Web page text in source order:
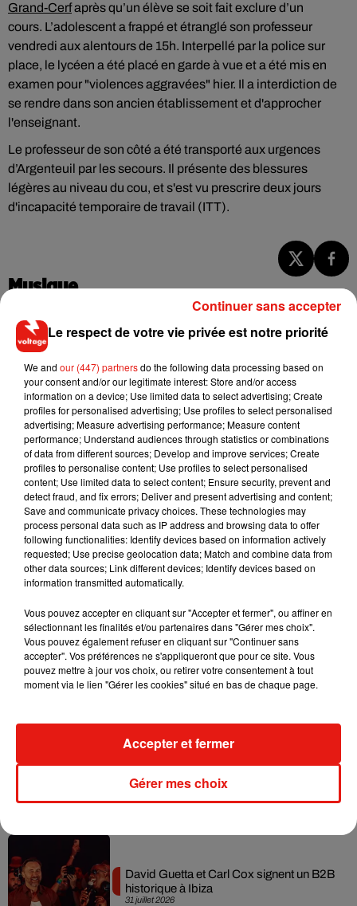
Grand-Cerfaprès qu’un élève se soit fait exclure d’un
cours. L’adolescenta frappé et étranglé son professeur
vendredi aux alentours de 15h. Interpellé par la police sur
place, le lycéen a été placé en garde à vue et a été mis en
examen pour "violences aggravées" hier. Il a interdiction de
se rendre dans son ancien établissement et d'approcher
l'enseignant.
Le professeur de son côté a été transporté aux urgences
d’Argenteuil par les secours. Il présente des blessures
légères au niveau du cou, et s'est vu prescrire deux jours
d'incapacité temporaire de travail (ITT).
Musique
7 août 2026
RÜFÜS DU SOL annonce un nouvel
7 août 2026
Angèle et Amélie Lens dévoilent leur
collaboration tant attendue
6 août 2026
Il y a 10 ans, DJ Snake changeait de
dimension avec son premier...
3 août 2026
Fred again.. et Latin Mafia dévoilent enfin
leur mixtape créée en...
Swedish House Mafia et Lykke Li
dévoilent « Happiness Is So Sad »
31 juillet 2026
David Guetta et Carl Cox signent un B2B
historique à Ibiza
Le respect de votre vie privée est notre priorité
We and our (447) partnersdo the following data processing based on
your consent and/or our legitimate interest: Store and/or access
information on a device; Use limited data to select advertising; Create
profiles for personalised advertising; Use profiles to select personalised
advertising; Measure advertising performance; Measure content
performance; Understand audiences through statistics or combinations
of data from different sources; Develop and improve services; Create
profiles to personalise content; Use profiles to select personalised
content; Use limited data to select content; Ensure security, prevent and
detect fraud, and fix errors; Deliver and present advertising and content;
Save and communicate privacy choices. These technologies may
process personal data such as IP address and browsing data to offer
following functionalities: Identify devices based on information actively
requested; Use precise geolocation data; Match and combine data from
other data sources; Link different devices; Identify devices based on
information transmitted automatically.
Vous pouvez accepter en cliquant sur "Accepter et fermer", ou affiner en
sélectionnant les finalités et/ou partenaires dans "Gérer mes choix".
Vous pouvez également refuser en cliquant sur "Continuer sans
accepter". Vos préférences ne s'appliqueront que pour ce site. Vous
pouvez mettre à jour vos choix, ou retirer votre consentement à tout
moment via le lien "Gérer les cookies" situé en bas de chaque page.
Gérer mes choix
Accepter et fermer
Continuer sans accepter